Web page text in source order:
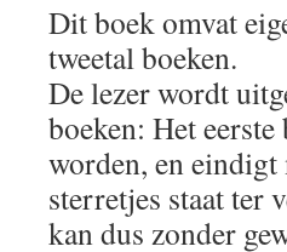
Dit boek omvat
tweetal boeken.
De lezer wordt
boeken: Het
worden, en eindigt
sterretjes staat ter
kan dus zonder